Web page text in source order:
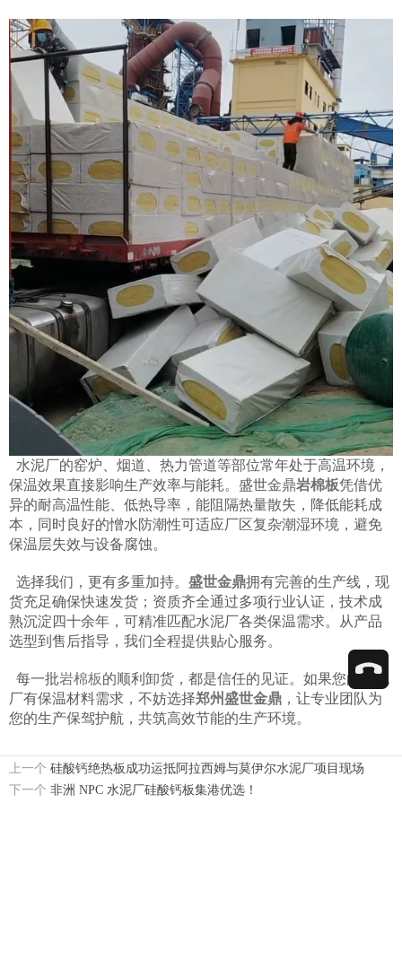
水泥厂的窑炉、烟道、热力管道等部位常年处于高温环境，
保温效果直接影响生产效率与能耗。盛世金鼎岩棉板凭借优
异的耐高温性能、低热导率，能阻隔热量散失，降低能耗成
本，同时良好的憎水防潮性可适应厂区复杂潮湿环境，避免
保温层失效与设备腐蚀。
选择我们，更有多重加持。 盛世金鼎拥有完善的生产线，现
货充足确保快速发货；资质齐全通过多项行业认证，技术成
熟沉淀四十余年，可精准匹配水泥厂各类保温需求。从产品
选型到售后指导，我们全程提供贴心服务。
每一批岩棉板的顺利卸货，都是信任的见证。如果您的水泥
厂有保温材料需求，不妨选择郑州盛世金鼎 ，让专业团队为
您的生产保驾护航，共筑高效节能的生产环境。
上一个 硅酸钙绝热板成功运抵阿拉西姆与莫伊尔水泥厂项目现场
下一个 非洲 NPC 水泥厂硅酸钙板集港优选！